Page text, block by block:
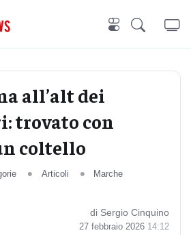
all’alt dei
trovato con
coltello
Articoli
Marche
di Sergio Cinquino
27 febbraio 2026 14:12